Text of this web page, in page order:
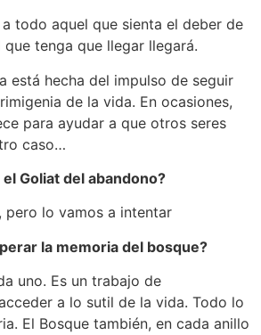
todo aquel que sienta el deber de
tenga que llegar llegará.
está hecha del impulso de seguir
de la vida. En ocasiones,
para ayudar a que otros seres
caso…
Goliat del abandono?
pero lo vamos a intentar
la memoria del bosque?
uno. Es un trabajo de
a lo sutil de la vida. Todo lo
El Bosque también, en cada anillo